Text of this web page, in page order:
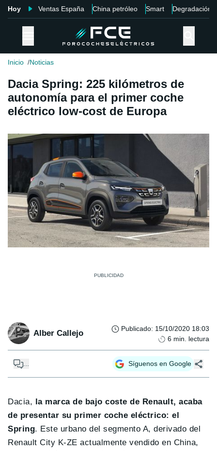
Hoy Ventas España China petróleo Smart Degradación
Inicio Noticias
Dacia Spring: 225 kilómetros de
autonomía para el primer coche
eléctrico low-cost de Europa
Alber Callejo Publicado: 15/10/2020 18:03
6 min. lectura
... Síguenos en Google
Dacia, la marca de bajo coste de Renault, acaba
de presentar su primer coche eléctrico: el
Spring. Este urbano del segmento A, derivado del
Renault City K-ZE actualmente vendido en China,